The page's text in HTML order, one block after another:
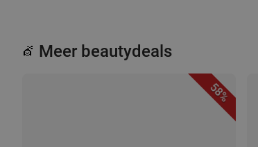
💇 Meer beautydeals
58%